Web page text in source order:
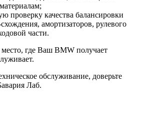
проверку качества балансировки
схождения, амортизаторов, рулевого
части.
где Ваш BMW получает
обслуживание, доверьте
Лаб.